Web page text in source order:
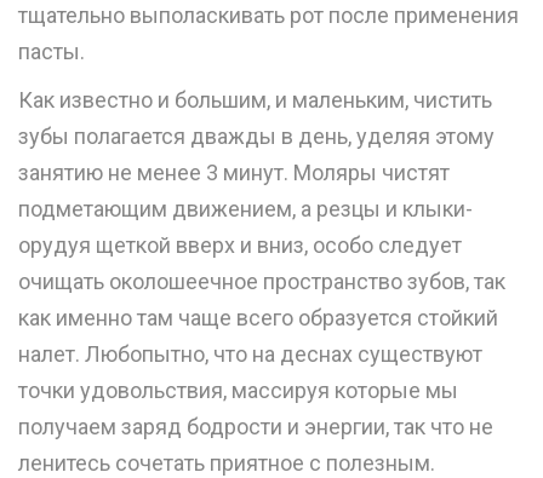
тщательно выполаскивать рот после применения
пасты.
Как известно и большим, и маленьким, чистить
зубы полагается дважды в день, уделяя этому
занятию не менее 3 минут. Моляры чистят
подметающим движением, а резцы и клыки-
орудуя щеткой вверх и вниз, особо следует
очищать околошеечное пространство зубов, так
как именно там чаще всего образуется стойкий
налет. Любопытно, что на деснах существуют
точки удовольствия, массируя которые мы
получаем заряд бодрости и энергии, так что не
ленитесь сочетать приятное с полезным.